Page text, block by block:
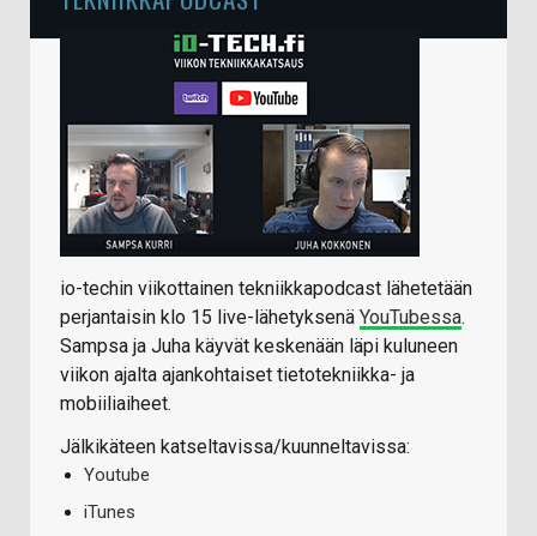
io-techin viikottainen tekniikkapodcast lähetetään
perjantaisin klo 15 live-lähetyksenä YouTubessa.
Sampsa ja Juha käyvät keskenään läpi kuluneen
viikon ajalta ajankohtaiset tietotekniikka- ja
mobiiliaiheet.
Jälkikäteen katseltavissa/kuunneltavissa:
Youtube
iTunes